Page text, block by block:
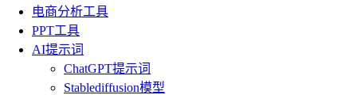
电商分析工具
PPT工具
AI提示词
ChatGPT提示词
Stablediffusion模型